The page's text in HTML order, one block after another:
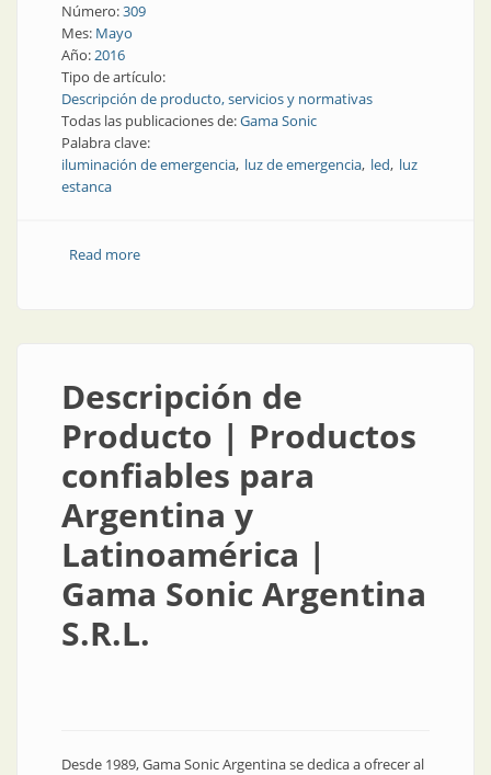
Número:309
Mes: Mayo
Año:2016
Tipo de artículo:
Descripción de producto, servicios y normativas
Todas las publicaciones de:Gama Sonic
Palabra clave:
iluminación de emergencia luz de emergencia led luz
estanca
Read moreabout Iluminación | Luz de emergencia con leds, para
Descripción de
Producto | Productos
confiables para
Argentina y
Latinoamérica |
Gama Sonic Argentina
S.R.L.
Desde 1989, Gama Sonic Argentina se dedica a ofrecer al